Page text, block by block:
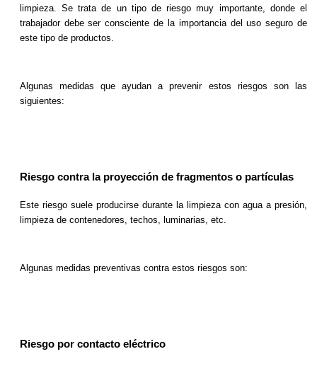
limpieza. Se trata de un tipo de riesgo muy importante, donde el
trabajador debe ser consciente de la importancia del uso seguro de
este tipo de productos.
Algunas medidas que ayudan a prevenir estos riesgos son las
siguientes:
Riesgo contra la proyección de fragmentos o partículas
Este riesgo suele producirse durante la limpieza con agua a presión,
limpieza de contenedores, techos, luminarias, etc.
Algunas medidas preventivas contra estos riesgos son:
Riesgo por contacto eléctrico